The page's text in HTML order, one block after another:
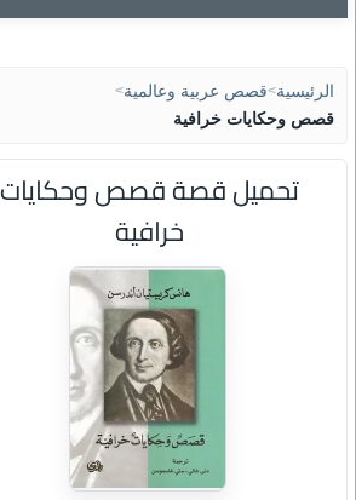
الرئيسية>قصص عربية وعالمية>
قصص وحكايات خرافية
تحميل قصة قصص وحكايات
خرافية